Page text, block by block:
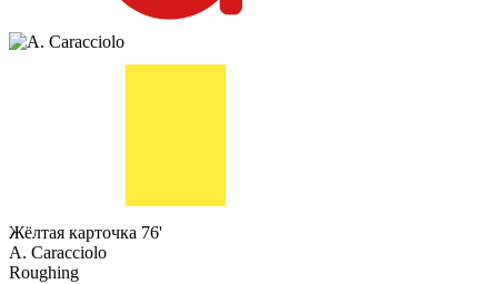
Жёлтая карточка 76'
A. Caracciolo
Roughing